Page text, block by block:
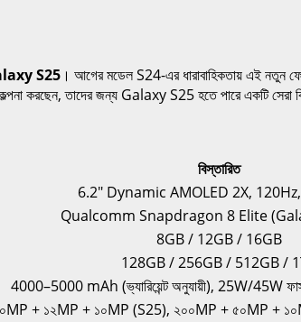
S25 । আগের মডেল S24-এর ধারাবাহিকতায় এই নতুন
করছেন, তাদের জন্য Galaxy S25 হতে পারে একটি সেরা
বিস্তারিত
6.2″ Dynamic AMOLED 2X,
Qualcomm Snapdragon 8 Elite
8GB / 12GB / 16GB
128GB / 256GB / 512GB /
4000–5000 mAh (ভ্যারিয়েন্ট অনুযায়ী), 25W/45W
+ ১২MP + ১০MP (S25), ২০০MP + ৫০MP +